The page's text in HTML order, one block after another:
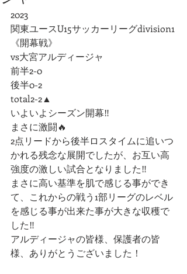
2023
関東ユースU15サッカーリーグdivision1
《開幕戦》
vs大宮アルディージャ
前半2-0
後半0-2
total2-2▲
いよいよシーズン開幕‼️
まさに激闘🔥
2点リードから後半ロスタイムに追いつ
かれる残念な展開でしたが、お互い高
強度の激しい試合となりました‼︎
まさに高い基準を肌で感じる事ができ
て、これからの戦う1部リーグのレベル
を感じる事が出来た事が大きな収穫で
した‼️
アルディージャの皆様、保護者の皆
様、ありがとうございました！